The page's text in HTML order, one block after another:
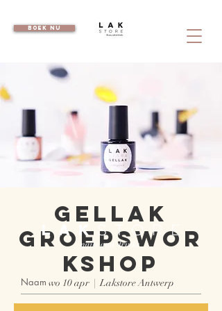
boek nu
Gellak
Groepswor
kshop
wo 10 apr
  |
Lakstore Antwerp